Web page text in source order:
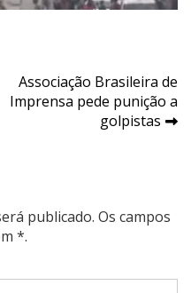
Associação Brasileira de
Imprensa pede punição a
golpistas
publicado. Os campos
*.